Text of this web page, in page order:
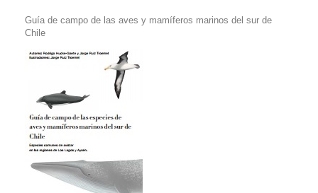
Guía de campo de las aves y mamíferos marinos del sur de
Chile